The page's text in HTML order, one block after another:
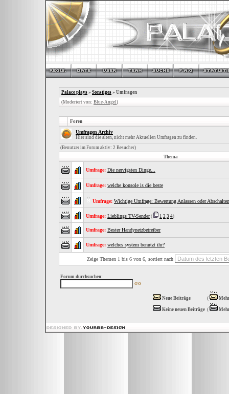
Palace plays » Sonstiges » Umfragen
(Moderiert von: Blue-Angel)
Foren
Umfragen Archiv
Hier sind die alten, nicht mehr Aktuellen Umfragen zu finden.
(Benutzer im Forum aktiv: 2 Besucher)
Thema
Umfrage: Die nervigsten Dinge...
Umfrage: welche konsole is die beste
Umfrage: Wichtige Umfrage: Bewertung Anlassen oder
Umfrage: Lieblings TV-Sender( 1 2 3 4)
Umfrage: Bester Handynetzbetreiber
Umfrage: welches system benutzt ihr?
Zeige Themen 1 bis 6 von 6, sortiert nach
Forum durchsuchen:
Neue Beiträge (
Keine neuen Beiträge (